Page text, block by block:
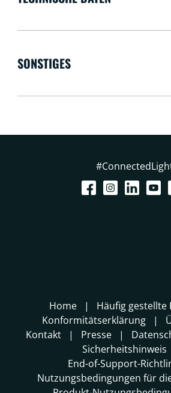
SONSTIGES
Home
Häufig gestellte
Konformitätserklärung
Kontakt
Presse
Sicherheitshinweis
End-of-Support-
Nutzungsbedingungen für